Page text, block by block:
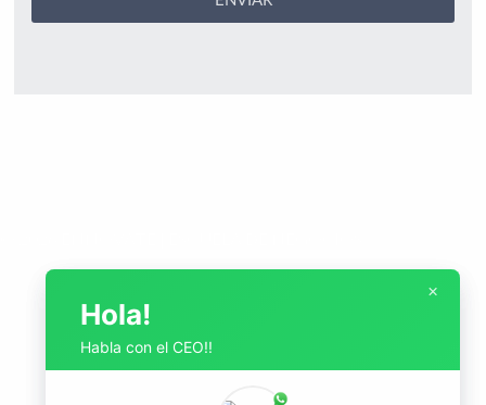
Avenida Pedro de Valdivia 273, Piso 802
Providencia - Santiago - Chile
info@ennovate.cl
×
Hola!
Habla con el CEO!!
×
Hola!
Habla con el CEO!!